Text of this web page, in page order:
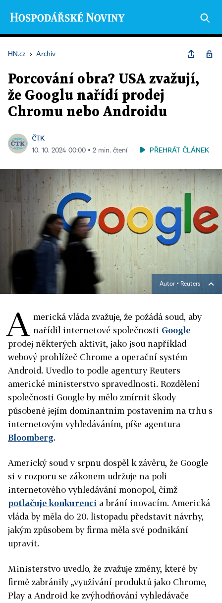
HN.cz › Archiv
Porcování obra? USA zvažují,
že Googlu nařídí prodej
Chromu nebo Androidu
ČTK
10. 10. 2024 00:00 ▪ 2 min. čtení PŘEHRÁT ČLÁNEK
Autor ▪ Reuters
A merická vláda zvažuje, že požádá soud, aby
nařídil internetové společnosti Google
prodej některých aktivit, jako jsou například
webový prohlížeč Chrome a operační systém
Android. Uvedlo to podle agentury Reuters
americké ministerstvo spravedlnosti. Rozdělení
společnosti Google by mělo zmírnit škody
působené jejím dominantním postavením na trhu s
internetovým vyhledáváním, píše agentura
Bloomberg.
Americký soud v srpnu dospěl k závěru, že Google
si v rozporu se zákonem udržuje na poli
internetového vyhledávání monopol, čímž
potlačuje konkurenci a brání inovacím. Americká
vláda by měla do 20. listopadu představit návrhy,
jakým způsobem by firma měla své podnikání
upravit.
Ministerstvo uvedlo, že zvažuje změny, které by
firmě zabránily „využívání produktů jako Chrome,
Play a Android ke zvýhodňování vyhledávače